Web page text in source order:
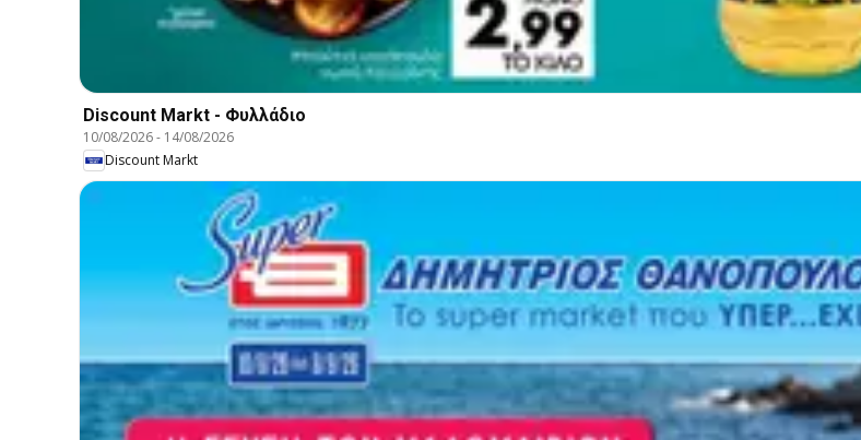
Discount Markt - Φυλλάδιο
10/08/2026- 14/08/2026
Discount Markt